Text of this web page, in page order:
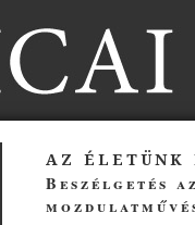
az életünk
Beszélgetés